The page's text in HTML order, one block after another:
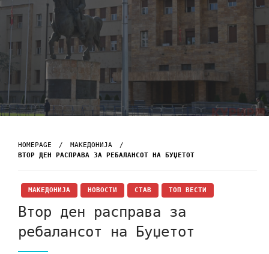
HOMEPAGE
МАКЕДОНИЈА
ВТОР ДЕН РАСПРАВА ЗА РЕБАЛАНСОТ НА БУЏЕТОТ
МАКЕДОНИЈА НОВОСТИ СТАВ ТОП ВЕСТИ
Втор ден расправа за
ребалансот на Буџетот